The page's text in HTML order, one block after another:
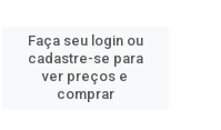
Faça seu login ou
cadastre-se para
ver preços e
comprar